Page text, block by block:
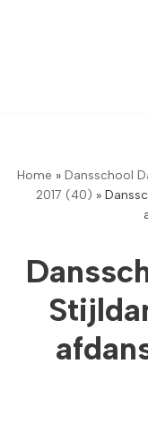
Home » Dansschool
2017 (40) »